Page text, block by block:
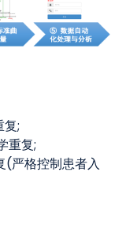
;
重复;
(严格控制患者入